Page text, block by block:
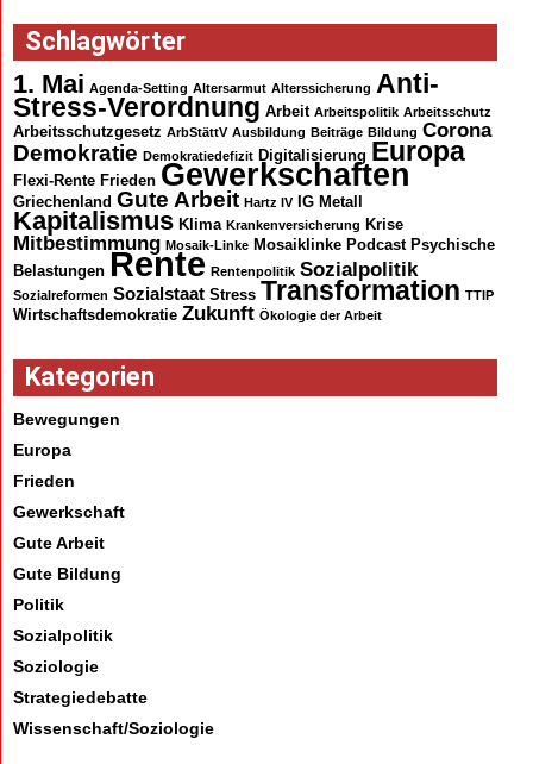
Schlagwörter
1. Mai Agenda-Setting Altersarmut Alterssicherung Anti-
Stress-Verordnung Arbeit Arbeitspolitik Arbeitsschutz
Arbeitsschutzgesetz ArbStättV Ausbildung Beiträge Bildung Corona
Demokratie Demokratiedefizit Digitalisierung Europa
Flexi-Rente Frieden Gewerkschaften
Griechenland Gute Arbeit Hartz IV IG Metall
Kapitalismus Klima Krankenversicherung Krise
Mitbestimmung Mosaik-Linke Mosaiklinke Podcast Psychische
Belastungen Rente Rentenpolitik Sozialpolitik
Sozialreformen Sozialstaat Stress Transformation TTIP
Wirtschaftsdemokratie Zukunft Ökologie der Arbeit
Kategorien
Bewegungen
Europa
Frieden
Gewerkschaft
Gute Arbeit
Gute Bildung
Politik
Sozialpolitik
Soziologie
Strategiedebatte
Wissenschaft/Soziologie